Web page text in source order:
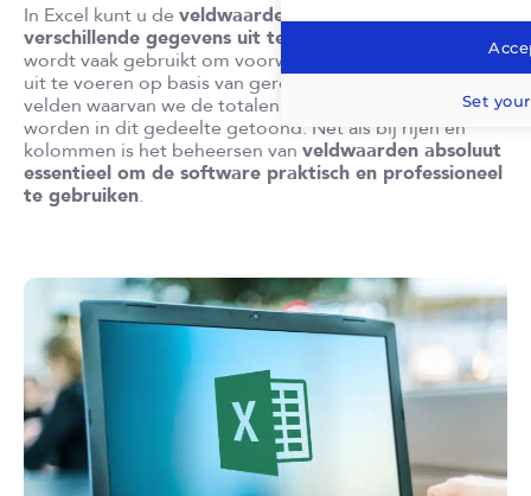
In Excel kunt u de veldwaarden gebruiken om
verschillende gegevens uit te halen
wordt vaak gebruikt om voorwaardelijke berekeningen
uit te voeren op basis van gerelateerde datatypes. De
velden waarvan we de totalen willen weergeven,
worden in dit gedeelte getoond. Net als bij rijen en
kolommen is het beheersen van veldwaarden absoluut
essentieel om de software praktisch en professioneel
te gebruiken.
Set